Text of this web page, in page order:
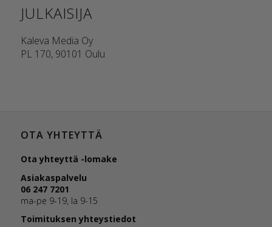
JULKAISIJA
Kaleva Media Oy
PL 170, 90101 Oulu
OTA YHTEYTTÄ
Ota yhteyttä -lomake
Asiakaspalvelu
06 247 7201
ma-pe 9-19, la 9-15
Toimituksen yhteystiedot